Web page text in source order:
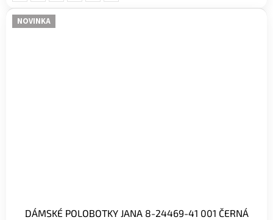
NOVINKA
DÁMSKÉ POLOBOTKY JANA 8-24469-41 001 ČERNÁ